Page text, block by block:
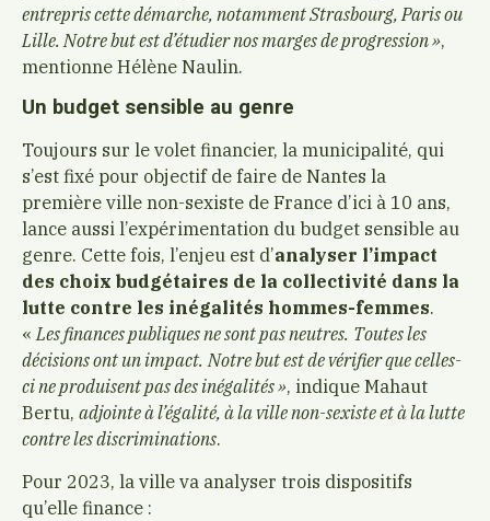
entrepris cette démarche, notamment Strasbourg, Paris ou
Lille. Notre but est d’étudier nos marges de progression »,
mentionne Hélène Naulin.
Un budget sensible au genre
Toujours sur le volet financier, la municipalité, qui
s’est fixé pour objectif de faire de Nantes la
première ville non-sexiste de France d’ici à 10 ans,
lance aussi l’expérimentation du budget sensible au
genre. Cette fois, l’enjeu est d’analyser l’impact
des choix budgétaires de la collectivité dans la
lutte contre les inégalités hommes-femmes.
« Les finances publiques ne sont pas neutres. Toutes les
décisions ont un impact. Notre but est de vérifier que celles-
ci ne produisent pas des inégalités », indique Mahaut
Bertu, adjointe à l’égalité, à la ville non-sexiste et à la lutte
contre les discriminations.
Pour 2023, la ville va analyser trois dispositifs
qu’elle finance :